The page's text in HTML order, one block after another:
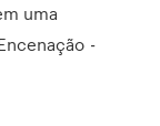
uma
-